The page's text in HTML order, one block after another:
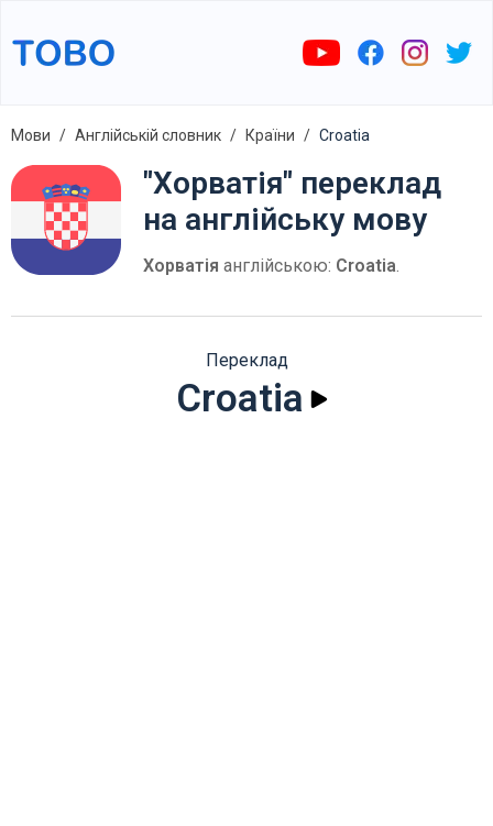
Мови Англійській словник Країни Croatia
"Хорватія" переклад
на англійську мову
Хорватія англійською: Croatia.
Переклад
Croatia